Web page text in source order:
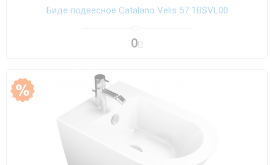
Биде подвесное Catalano Velis 57 1BSVL00
0